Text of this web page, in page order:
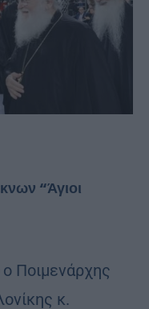
“Άγιοι
Ποιμενάρχης
κ.